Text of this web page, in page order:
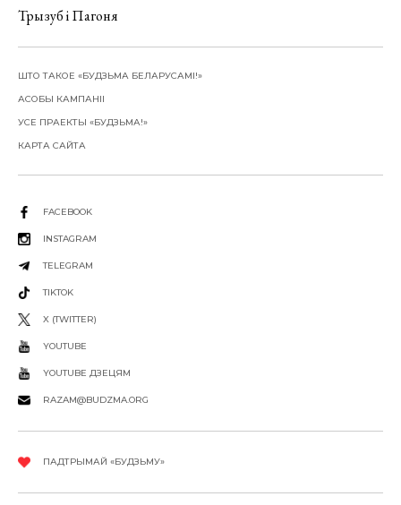
Трызуб і Пагоня
ШТО ТАКОЕ «БУДЗЬМА БЕЛАРУСАМІ!»
АСОБЫ КАМПАНІІ
УСЕ ПРАЕКТЫ «БУДЗЬМА!»
КАРТА САЙТА
FACEBOOK
INSTAGRAM
TELEGRAM
TIKTOK
X (TWITTER)
YOUTUBE
YOUTUBE ДЗЕЦЯМ
RAZAM@BUDZMA.ORG
ПАДТРЫМАЙ «БУДЗЬМУ»